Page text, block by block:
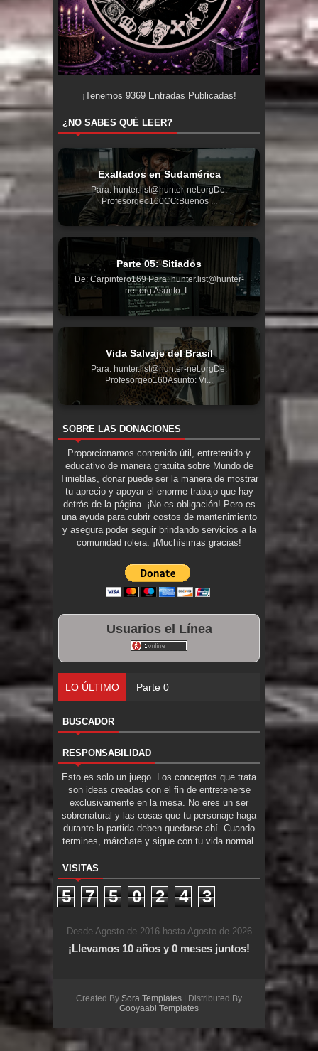
¡Tenemos 9369Entradas Publicadas!
¿NO SABES QUÉ LEER?
Exaltados en Sudamérica
Para: hunter.list@hunter-net.orgDe:
Profesorgeo160CC:Buenos ...
Parte 05: Sitiados
De: Carpintero169 Para: hunter.list@hunter-
net.org Asunto: I...
Vida Salvaje del Brasil
Para: hunter.list@hunter-net.orgDe:
Profesorgeo160Asunto: Vi...
SOBRE LAS DONACIONES
Proporcionamos contenido útil, entretenido y
educativo de manera gratuita sobre Mundo de
Tinieblas, donar puede ser la manera de mostrar
tu aprecio y apoyar el enorme trabajo que hay
detrás de la página. ¡No es obligación! Pero es
una ayuda para cubrir costos de mantenimiento
y asegura poder seguir brindando servicios a la
comunidad rolera. ¡Muchísimas gracias!
Usuarios el Línea
LO ÚLTIMO Parte 07: Asuntos que Resolver
BUSCADOR
RESPONSABILIDAD
Esto es solo un juego. Los conceptos que trata
son ideas creadas con el fin de entretenerse
exclusivamente en la mesa. No eres un ser
sobrenatural y las cosas que tu personaje haga
durante la partida deben quedarse ahí. Cuando
termines, márchate y sigue con tu vida normal.
VISITAS
5 7 5 0 2 4 3
Desde Agosto de 2016 hasta Agosto de 2026
¡Llevamos 10 años y 0 meses juntos!
Created By Sora Templates | Distributed By
Gooyaabi Templates